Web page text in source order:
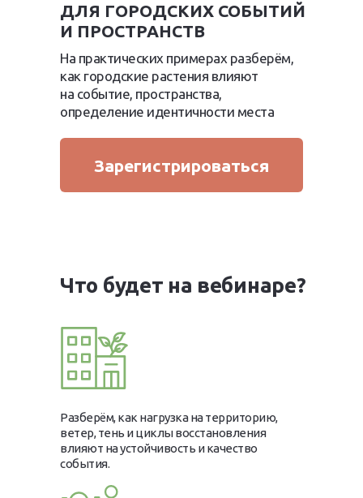
На практических примерах разберём,
как городские растения влияют
на событие, пространства,
определение идентичности места
Зарегистрироваться
ДЛЯ ГОРОДСКИХ СОБЫТИЙ
И ПРОСТРАНСТВ
Разберём, как нагрузка на территорию,
ветер, тень и циклы восстановления
влияют на устойчивость и качество
события.
Что будет на вебинаре?